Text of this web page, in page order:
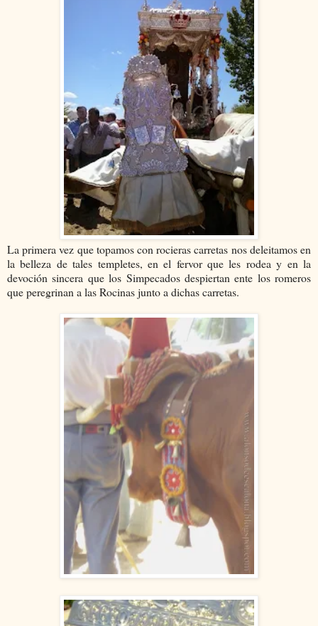
La primera vez que topamos con rocieras carretas nos deleitamos en
la belleza de tales templetes, en el fervor que les rodea y en la
devoción sincera que los Simpecados despiertan ente los romeros
que peregrinan a las Rocinas junto a dichas carretas.